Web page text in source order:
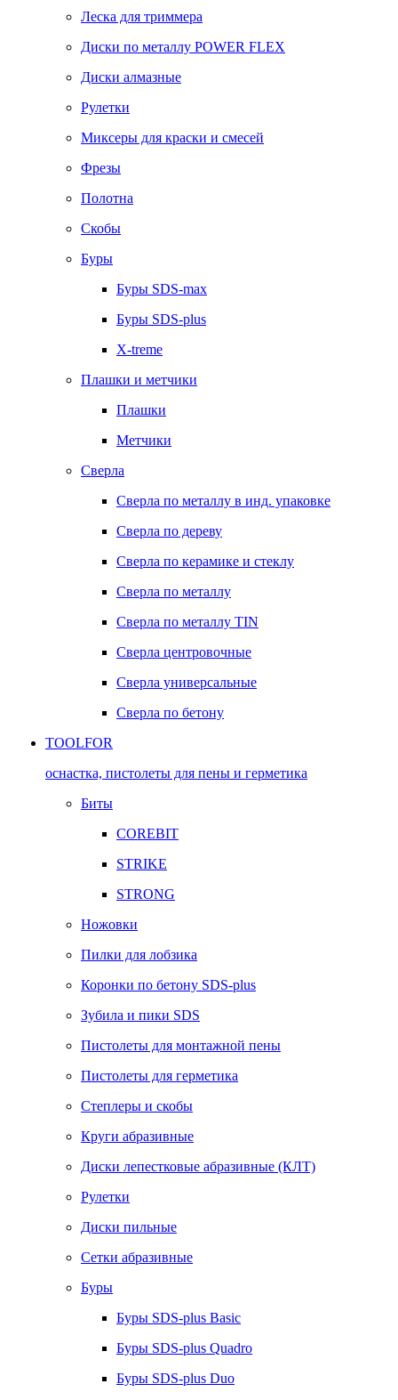
Леска для триммера
Диски по металлу POWER FLEX
Диски алмазные
Рулетки
Миксеры для краски и смесей
Фрезы
Полотна
Скобы
Буры
Буры SDS-max
Буры SDS-plus
X-treme
Плашки и метчики
Плашки
Метчики
Сверла
Сверла по металлу в инд. упаковке
Сверла по дереву
Сверла по керамике и стеклу
Сверла по металлу
Сверла по металлу TIN
Сверла центровочные
Сверла универсальные
Сверла по бетону
TOOLFOR
оснастка, пистолеты для пены и герметика
Биты
COREBIT
STRIKE
STRONG
Ножовки
Пилки для лобзика
Коронки по бетону SDS-plus
Зубила и пики SDS
Пистолеты для монтажной пены
Пистолеты для герметика
Степлеры и скобы
Круги абразивные
Диски лепестковые абразивные (КЛТ)
Рулетки
Диски пильные
Сетки абразивные
Буры
Буры SDS-plus Basic
Буры SDS-plus Quadro
Буры SDS-plus Duo